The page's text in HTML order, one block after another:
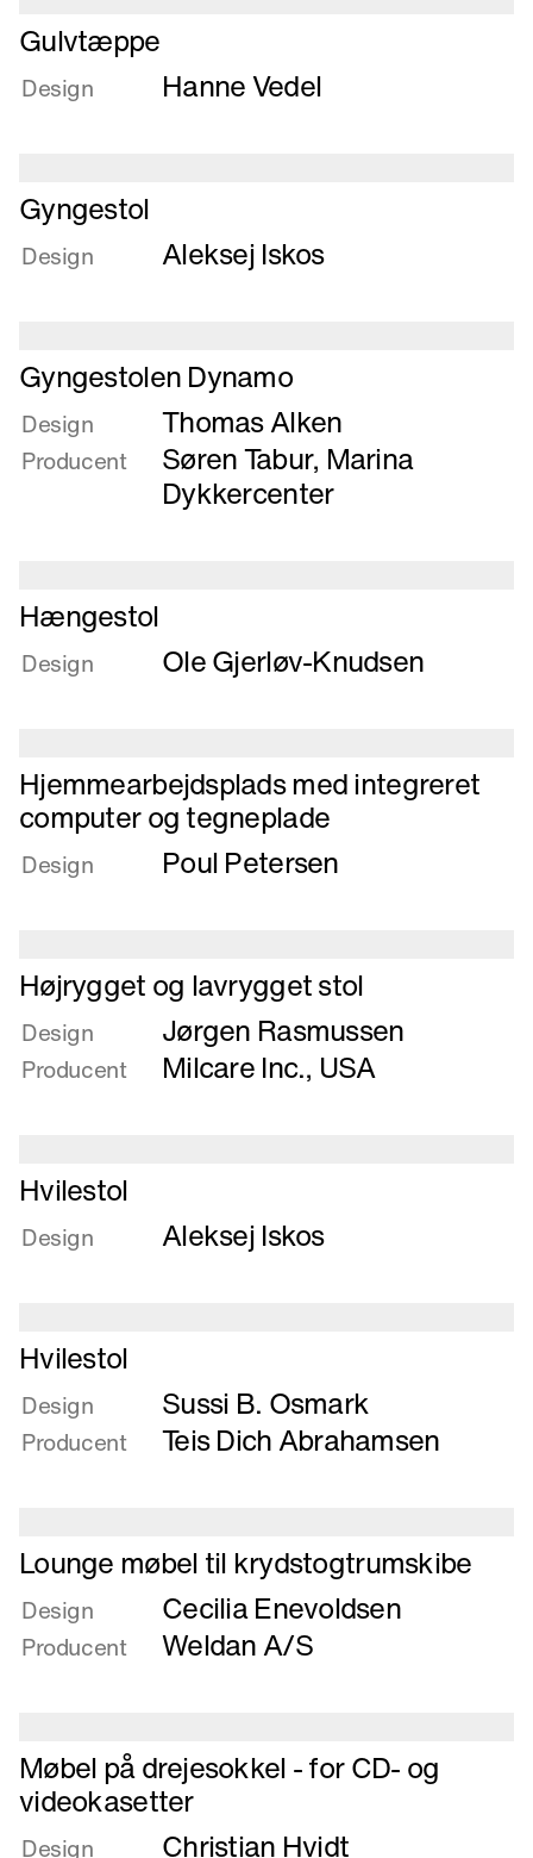
Læs
mere
om
Gulvtæppe
Design Hanne Vedel
Læs
mere
om
Gyngestol
Design Aleksej Iskos
Læs
mere
om
Gyngestolen
Dynamo
Gyngestolen Dynamo
Design Thomas Alken
Producent
Søren Tabur, Marina
Dykkercenter
Læs
mere
om
Hængestol
Design Ole Gjerløv-Knudsen
Læs
mere
om
Hjemmearbejdsplads
og
tegneplade
Hjemmearbejdsplads med integreret
computer og tegneplade
Design Poul Petersen
Læs
mere
om
Højrygget
og
Højrygget og lavrygget stol
Design Jørgen Rasmussen
Producent Milcare Inc., USA
Læs
mere
om
Hvilestol
Design Aleksej Iskos
Læs
mere
om
Hvilestol
Hvilestol
Design Sussi B. Osmark
Producent Teis Dich Abrahamsen
Læs
mere
om
Lounge
møbel
Lounge møbel til krydstogtrumskibe
Design Cecilia Enevoldsen
Producent Weldan A/S
Læs
mere
om
Møbel
Møbel på drejesokkel - for CD- og
videokasetter
Design Christian Hvidt